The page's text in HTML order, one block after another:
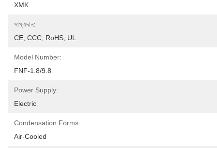
XMK
সাক্ষ্যদান:
CE, CCC, RoHS, UL
Model Number:
FNF-1.8/9.8
Power Supply:
Electric
Condensation Forms:
Air-Cooled